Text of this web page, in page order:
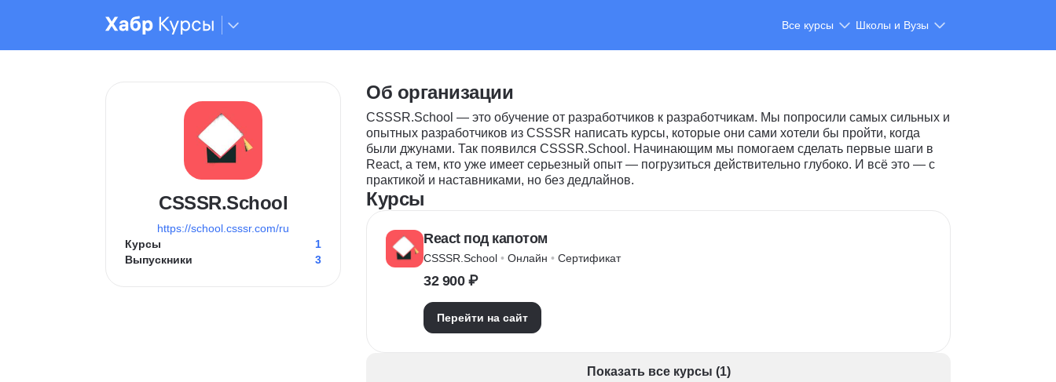
Все курсы Школы и Вузы
CSSSR.School
https://school.csssr.com/ru
Курсы
1
Выпускники
3
Об организации
CSSSR.School — это обучение от разработчиков к разработчикам. Мы попросили самых сильных и
опытных разработчиков из CSSSR написать курсы, которые они сами хотели бы пройти, когда
были джунами. Так появился CSSSR.School. Начинающим мы помогаем сделать первые шаги в
React, а тем, кто уже имеет серьезный опыт — погрузиться действительно глубоко. И всё это — с
практикой и наставниками, но без дедлайнов.
Курсы
React под капотом
CSSSR.School • Онлайн • Сертификат
32 900 ₽
Перейти на сайт
Показать все курсы (1)